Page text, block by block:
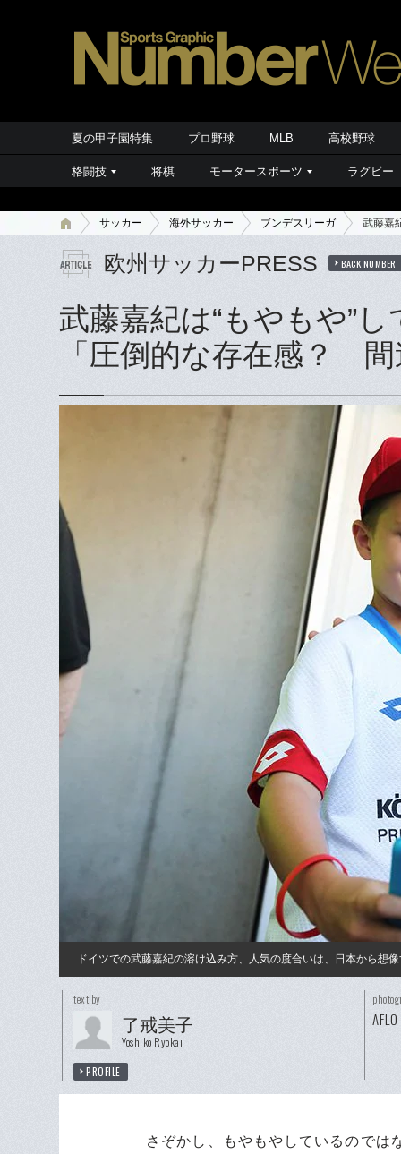
夏の甲子園特集 プロ野球 MLB 高校野球
格闘技 将棋 モータースポーツ ラグビー
サッカー 海外サッカー ブンデスリーガ 武藤嘉
欧州サッカーPRESS BACK NUMBER
武藤嘉紀は“もやもや”し
「圧倒的な存在感？
ドイツでの武藤嘉紀の溶け込み方、人気の度合いは、日本から想
text by
了戒美子
Yoshiko Ryokai
PROFILE
AFLO
さぞかし、もやもやしているのでは